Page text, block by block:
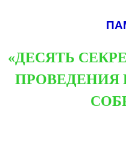
«ДЕСЯТЬ
ПРОВЕДЕНИЯ